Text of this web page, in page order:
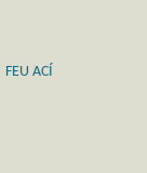
FEU ACÍ